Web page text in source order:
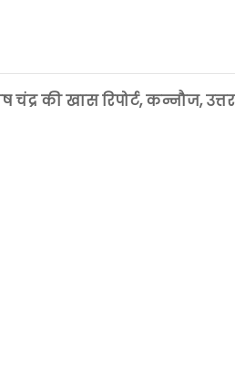
की खास रिपोर्ट, कन्नौज, उत्तर